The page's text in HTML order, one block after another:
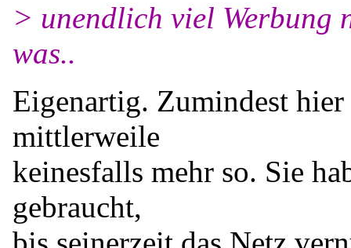
> unendlich viel Werbung
was..
Eigenartig. Zumindest
mittlerweile
keinesfalls mehr so. Sie
gebraucht,